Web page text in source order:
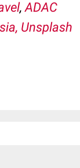
,ADAC
Unsplash